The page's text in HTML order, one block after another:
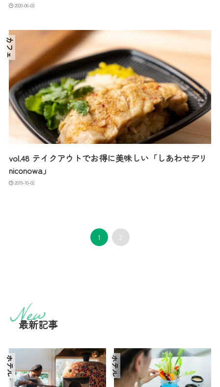
2020-06-03
vol.48 テイクアウトでお得に美味しい「しあわせデリ
niconowa」
2019-10-02
カフェ
1 2
最新記事
ホテル ホテル